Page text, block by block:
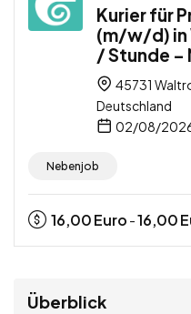
Kurier für
(m/w/d) in
/ Stunde –
45731
Deutschland
02/08/
Nebenjob
16,00Euro -16,00
Überblick